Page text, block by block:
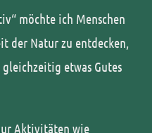
möchte ich Menschen
der Natur zu entdecken,
etwas Gutes
Aktivitäten wie